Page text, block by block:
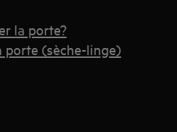
la porte?
porte (sèche-linge)